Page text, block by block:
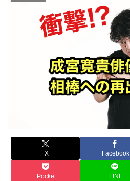
X Facebook
Pocket LINE